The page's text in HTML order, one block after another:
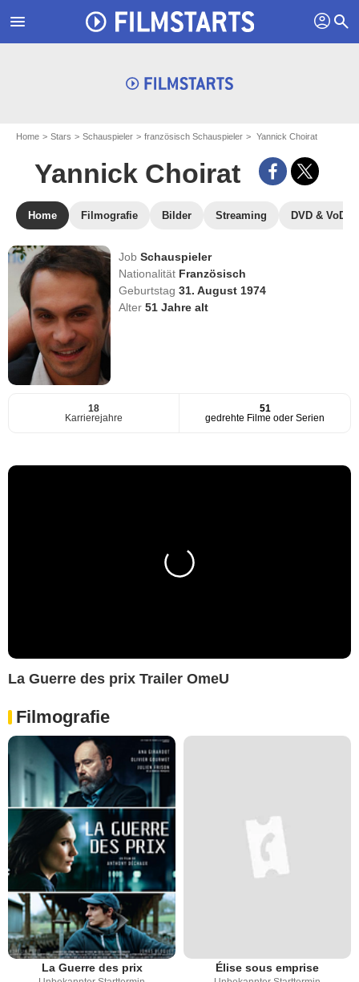
menu profil search
Home Stars Schauspieler französisch Schauspieler Yannick Choirat
Yannick Choirat
Home Filmografie Bilder Streaming DVD & VoD
JobSchauspieler
Nationalität Französisch
Geburtstag31. August 1974
Alter51 Jahre alt
18
Karrierejahre
51
gedrehte Filme oder Serien
La Guerre des prix Trailer OmeU
Filmografie
La Guerre des prix Élise sous emprise